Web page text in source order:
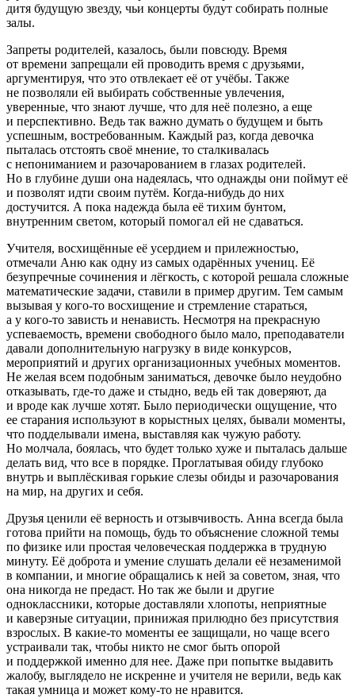
дитя будущую звезду, чьи концерты будут собирать полные
залы.
Запреты родителей, казалось, были повсюду. Время
от времени запрещали ей проводить время с друзьями,
аргументируя, что это отвлекает её от учёбы. Также
не позволяли ей выбирать собственные увлечения,
уверенные, что знают лучше, что для неё полезно, а еще
и перспективно. Ведь так важно думать о будущем и быть
успешным, востребованным. Каждый раз, когда девочка
пыталась отстоять своё мнение, то сталкивалась
с непониманием и разочарованием в глазах родителей.
Но в глубине души она надеялась, что однажды они поймут её
и позволят идти своим путём. Когда-нибудь до них
достучится. А пока надежда была её тихим бунтом,
внутренним светом, который помогал ей не сдаваться.
Учителя, восхищённые её усердием и прилежностью,
отмечали Аню как одну из самых одарённых учениц. Её
безупречные сочинения и лёгкость, с которой решала сложные
математические задачи, ставили в пример другим. Тем самым
вызывая у кого-то восхищение и стремление стараться,
а у кого-то зависть и ненависть. Несмотря на прекрасную
успеваемость, времени свободного было мало, преподаватели
давали дополнительную нагрузку в виде конкурсов,
мероприятий и других организационных учебных моментов.
Не желая всем подобным заниматься, девочке было неудобно
отказывать, где-то даже и стыдно, ведь ей так доверяют, да
и вроде как лучше хотят. Было периодически ощущение, что
ее старания используют в корыстных целях, бывали моменты,
что подделывали имена, выставляя как чужую работу.
Но молчала, боялась, что будет только хуже и пыталась дальше
делать вид, что все в порядке. Проглатывая обиду глубоко
внутрь и выплёскивая горькие слезы обиды и разочарования
на мир, на других и себя.
Друзья ценили её верность и отзывчивость. Анна всегда была
готова прийти на помощь, будь то объяснение сложной темы
по физике или простая человеческая поддержка в трудную
минуту. Её доброта и умение слушать делали её незаменимой
в компании, и многие обращались к ней за советом, зная, что
она никогда не предаст. Но так же были и другие
одноклассники, которые доставляли хлопоты, неприятные
и каверзные ситуации, принижая прилюдно без присутствия
взрослых. В какие-то моменты ее защищали, но чаще всего
устраивали так, чтобы никто не смог быть опорой
и поддержкой именно для нее. Даже при попытке выдавить
жалобу, выглядело не искренне и учителя не верили, ведь как
такая умница и может кому-то не нравится.